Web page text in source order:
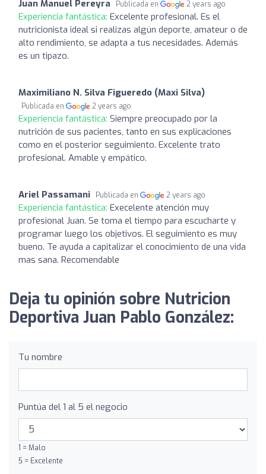
Juan Manuel Pereyra Publicada en 2 years ago
Experiencia fantástica: Excelente profesional. Es el
nutricionista ideal si realizas algún deporte, amateur o de
alto rendimiento, se adapta a tus necesidades. Además
es un tipazo.
Maximiliano N. Silva Figueredo (Maxi Silva)
Publicada en 2 years ago
Experiencia fantástica: Siempre preocupado por la
nutrición de sus pacientes, tanto en sus explicaciones
como en el posterior seguimiento. Excelente trato
profesional. Amable y empático.
Ariel Passamani Publicada en 2 years ago
Experiencia fantástica: Execelente atención muy
profesional Juan. Se toma el tiempo para escucharte y
programar luego los objetivos. El seguimiento es muy
bueno. Te ayuda a capitalizar el conocimiento de una vida
mas sana. Recomendable
Deja tu opinión sobre Nutricion
Deportiva Juan Pablo González:
Tu nombre
Puntúa del 1 al 5 el negocio
1 = Malo
5 = Excelente